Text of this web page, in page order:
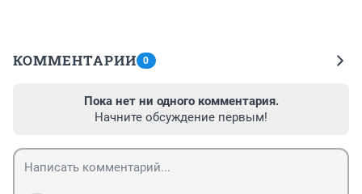
КОММЕНТАРИИ 0
Пока нет ни одного комментария.
Начните обсуждение первым!